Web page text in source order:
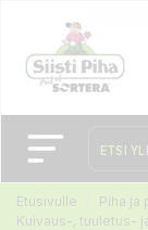
Etusivulle Piha ja
Kuivaus-, tuuletus-